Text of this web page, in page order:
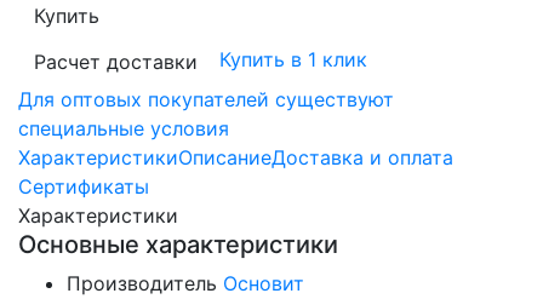
Купить
Расчет доставки
Купить в 1 клик
Для оптовых покупателей существуют
специальные условия
ХарактеристикиОписаниеДоставка и оплата
Сертификаты
Характеристики
Основные характеристики
Производитель Основит